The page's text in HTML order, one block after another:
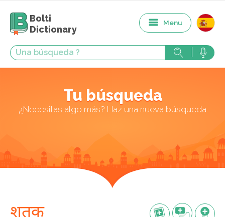
Bolti
Dictionary
Menu
Tu búsqueda
¿Necesitas algo más? Haz una nueva búsqueda